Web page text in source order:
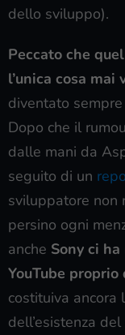
dello sviluppo).
Peccato che
l’unica cosa
diventato
Dopo che il
dalle mani da
seguito di un
sviluppatore non
persino ogni
anche Sony ci
YouTube
costituiva ancora
dell’esistenza